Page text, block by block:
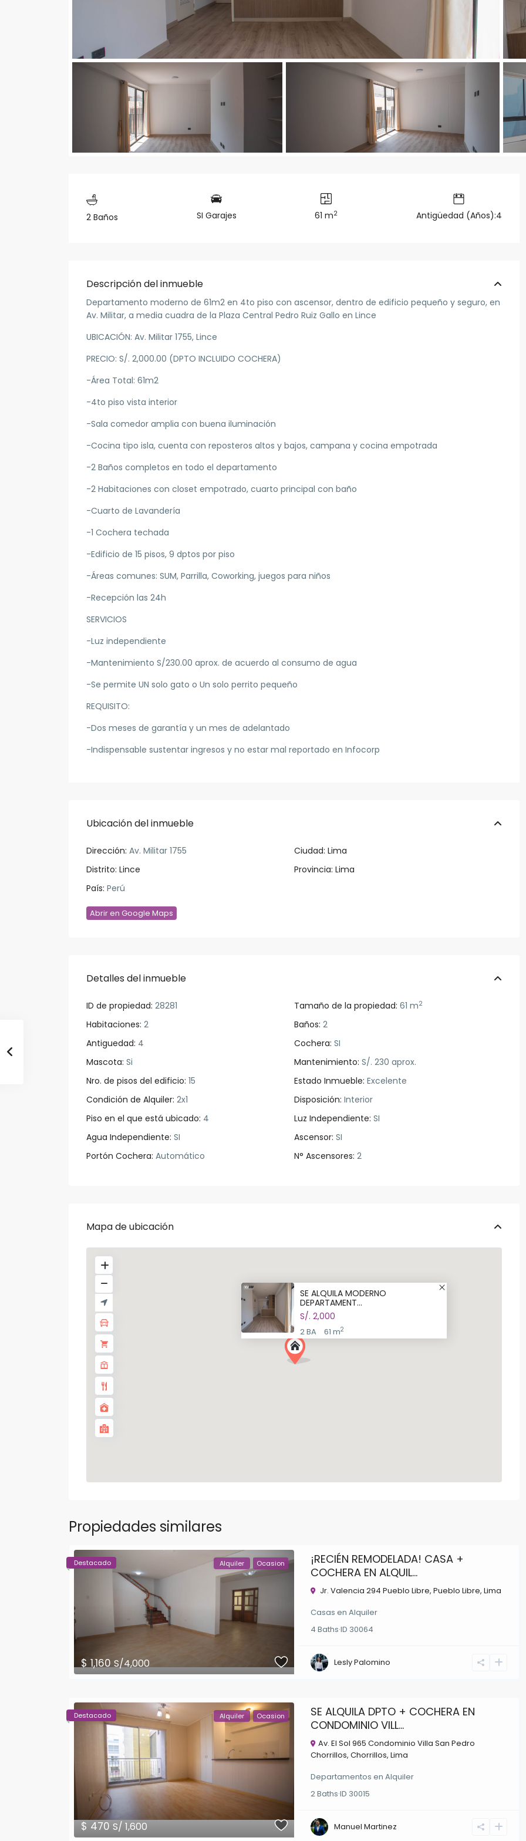
2 Baños SI Garajes 61 m2 Antigüedad (Años):4
Descripción del inmueble
Departamento moderno de 61m2 en 4to piso con ascensor, dentro de edificio pequeño y seguro, en
Av. Militar, a media cuadra de la Plaza Central Pedro Ruiz Gallo en Lince
UBICACIÓN: Av. Militar 1755, Lince
PRECIO: S/. 2,000.00 (DPTO INCLUIDO COCHERA)
-Área Total: 61m2
-4to piso vista interior
-Sala comedor amplia con buena iluminación
-Cocina tipo isla, cuenta con reposteros altos y bajos, campana y cocina empotrada
-2 Baños completos en todo el departamento
-2 Habitaciones con closet empotrado, cuarto principal con baño
-Cuarto de Lavandería
-1 Cochera techada
-Edificio de 15 pisos, 9 dptos por piso
-Áreas comunes: SUM, Parrilla, Coworking, juegos para niños
-Recepción las 24h
SERVICIOS
-Luz independiente
-Mantenimiento S/230.00 aprox. de acuerdo al consumo de agua
-Se permite UN solo gato o Un solo perrito pequeño
REQUISITO:
-Dos meses de garantía y un mes de adelantado
-Indispensable sustentar ingresos y no estar mal reportado en Infocorp
Ubicación del inmueble
Dirección: Av. Militar 1755 Ciudad: Lima
Distrito: Lince Provincia: Lima
País: Perú
Abrir en Google Maps
Detalles del inmueble
ID de propiedad: 28281 Tamaño de la propiedad: 61 m2
Habitaciones: 2 Baños: 2
Antiguedad: 4 Cochera: SI
Mascota: Si Mantenimiento: S/. 230 aprox.
Nro. de pisos del edificio: 15 Estado Inmueble: Excelente
Condición de Alquiler: 2x1 Disposición: Interior
Piso en el que está ubicado: 4 Luz Independiente: SI
Agua Independiente: SI Ascensor: SI
Portón Cochera: Automático N° Ascensores: 2
Mapa de ubicación
SE ALQUILA MODERNO
DEPARTAMENT...
S/. 2,000
2 BA 61 m2
Propiedades similares
$ 1,160 S/4,000
Alquiler Ocasion
Destacado
¡RECIÉN REMODELADA! CASA +
COCHERA EN ALQUIL...
Jr. Valencia 294 Pueblo Libre, Pueblo Libre, Lima
Casas en Alquiler
4 Baths·ID 30064
Lesly Palomino
$ 470 S/ 1,600
Alquiler Ocasion
Destacado
SE ALQUILA DPTO + COCHERA EN
CONDOMINIO VILL...
Av. El Sol 965 Condominio Villa San Pedro
Chorrillos, Chorrillos, Lima
Departamentos en Alquiler
2Baths·ID 30015
Manuel Martinez